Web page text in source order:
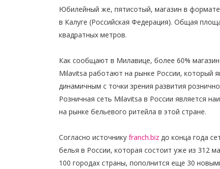
Юбилейный же, пятисотый, магазин в
в Калуге (Российская Федерация). Общая
квадратных метров.
Как сообщают в Милавице, более 60%
Milavitsa работают на рынке России, который
динамичным с точки зрения развития
Розничная сеть Milavitsa в России является
на рынке бельевого ритейла в этой стране.
Согласно источнику franch.biz до конца года
белья в России, которая состоит уже из 312
100 городах страны, пополнится еще 30